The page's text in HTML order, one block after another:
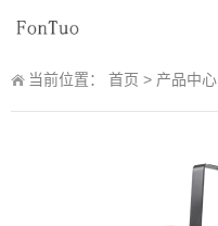
当前位置： 首页 > 产品中心